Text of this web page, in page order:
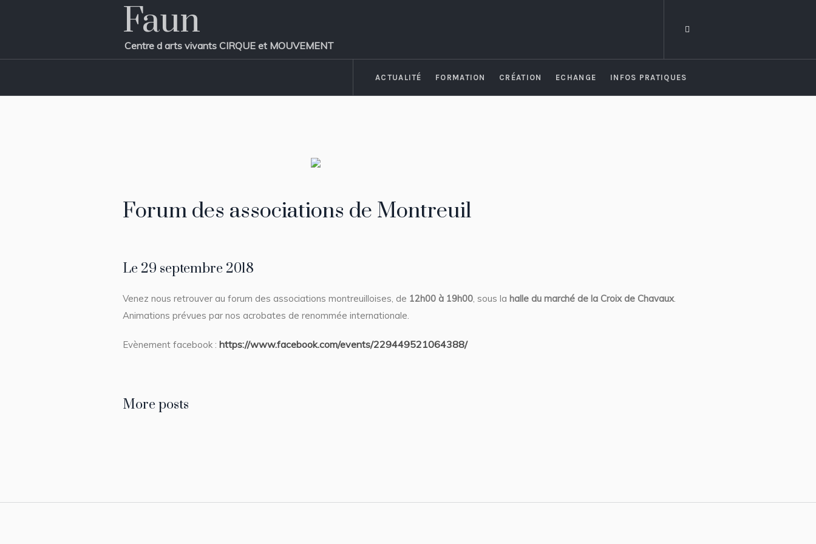
Faun
Centre d arts vivants CIRQUE et MOUVEMENT
ACTUALITÉ FORMATION CRÉATION ECHANGE INFOS PRATIQUES
Forum des associations de Montreuil
Le 29 septembre 2018
Venez nous retrouver au forum des associations montreuilloises, de 12h00 à 19h00, sous la halle du marché de la Croix de Chavaux.
Animations prévues par nos acrobates de renommée internationale.
Evènement facebook : https://www.facebook.com/events/229449521064388/
More posts